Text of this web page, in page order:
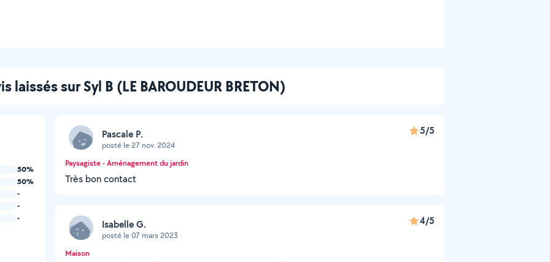
laissés sur Syl B (LE BAROUDEUR BRETON)
50%
50%
-
-
-
Pascale P.
posté le 27 nov. 2024
5/5
Paysagiste - Aménagement du jardin
Très bon contact
Isabelle G.
posté le 07 mars 2023
4/5
Maison